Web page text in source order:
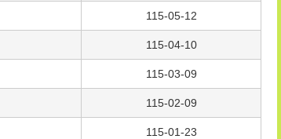
115-05-12
115-04-10
115-03-09
115-02-09
115-01-23